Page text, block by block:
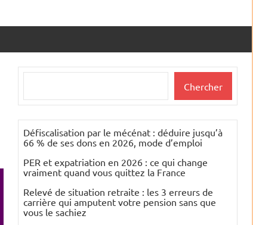
Chercher
Défiscalisation par le mécénat : déduire jusqu’à
66 % de ses dons en 2026, mode d’emploi
PER et expatriation en 2026 : ce qui change
vraiment quand vous quittez la France
Relevé de situation retraite : les 3 erreurs de
carrière qui amputent votre pension sans que
vous le sachiez